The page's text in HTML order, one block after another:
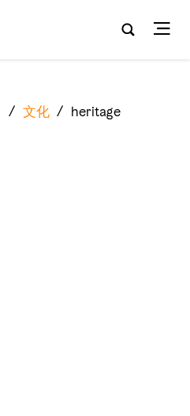
/ 文化 / heritage